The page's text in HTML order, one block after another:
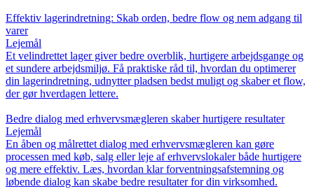
Effektiv lagerindretning: Skab orden, bedre flow og nem adgang til
varer
Lejemål
Et velindrettet lager giver bedre overblik, hurtigere arbejdsgange og
et sundere arbejdsmiljø. Få praktiske råd til, hvordan du optimerer
din lagerindretning, udnytter pladsen bedst muligt og skaber et flow,
der gør hverdagen lettere.
Bedre dialog med erhvervsmægleren skaber hurtigere resultater
Lejemål
En åben og målrettet dialog med erhvervsmægleren kan gøre
processen med køb, salg eller leje af erhvervslokaler både hurtigere
og mere effektiv. Læs, hvordan klar forventningsafstemning og
løbende dialog kan skabe bedre resultater for din virksomhed.